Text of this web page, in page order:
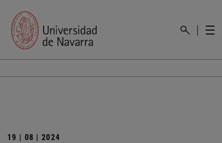
19 | 08 | 2024